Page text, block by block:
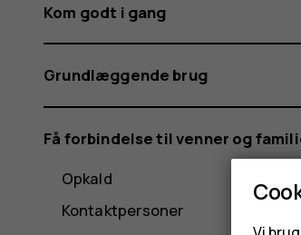
Kom godt i gang
Grundlæggende brug
Få forbindelse til venner og
Opkald
Kontaktpersoner